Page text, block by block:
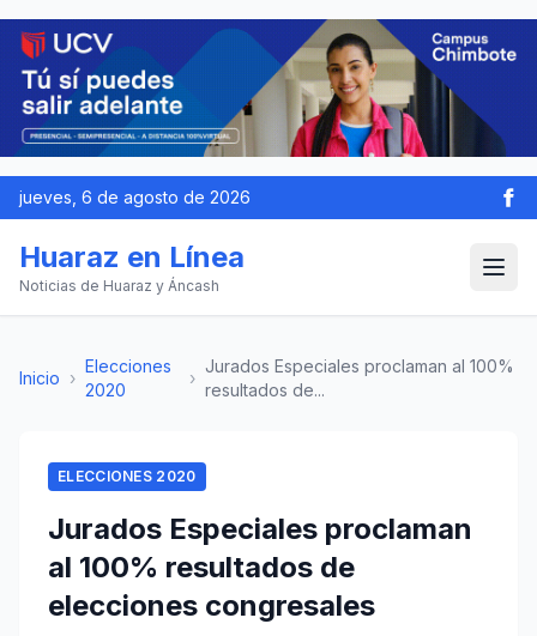
jueves, 6 de agosto de 2026
Huaraz en Línea
Noticias de Huaraz y Áncash
Inicio ›
Elecciones
2020
›
Jurados Especiales proclaman al 100%
resultados de...
ELECCIONES 2020
Jurados Especiales proclaman
al 100% resultados de
elecciones congresales